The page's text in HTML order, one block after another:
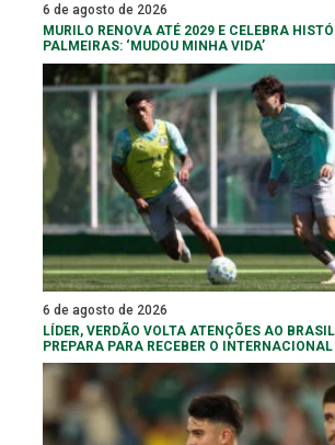
6 de agosto de 2026
MURILO RENOVA ATÉ 2029 E CELEBRA
PALMEIRAS: ‘MUDOU MINHA VIDA’
6 de agosto de 2026
LÍDER, VERDÃO VOLTA ATENÇÕES AO
PREPARA PARA RECEBER O INTERNACIONAL